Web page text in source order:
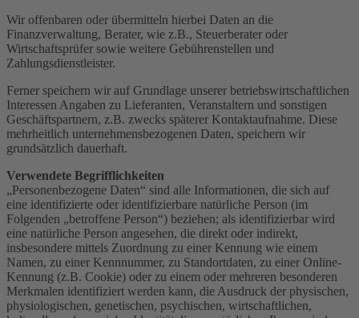
Wir offenbaren oder übermitteln hierbei Daten an die
Finanzverwaltung, Berater, wie z.B., Steuerberater oder
Wirtschaftsprüfer sowie weitere Gebührenstellen und
Zahlungsdienstleister.
Ferner speichern wir auf Grundlage unserer betriebswirtschaftlichen
Interessen Angaben zu Lieferanten, Veranstaltern und sonstigen
Geschäftspartnern, z.B. zwecks späterer Kontaktaufnahme. Diese
mehrheitlich unternehmensbezogenen Daten, speichern wir
grundsätzlich dauerhaft.
Verwendete Begrifflichkeiten
„Personenbezogene Daten“ sind alle Informationen, die sich auf
eine identifizierte oder identifizierbare natürliche Person (im
Folgenden „betroffene Person“) beziehen; als identifizierbar wird
eine natürliche Person angesehen, die direkt oder indirekt,
insbesondere mittels Zuordnung zu einer Kennung wie einem
Namen, zu einer Kennnummer, zu Standortdaten, zu einer Online-
Kennung (z.B. Cookie) oder zu einem oder mehreren besonderen
Merkmalen identifiziert werden kann, die Ausdruck der physischen,
physiologischen, genetischen, psychischen, wirtschaftlichen,